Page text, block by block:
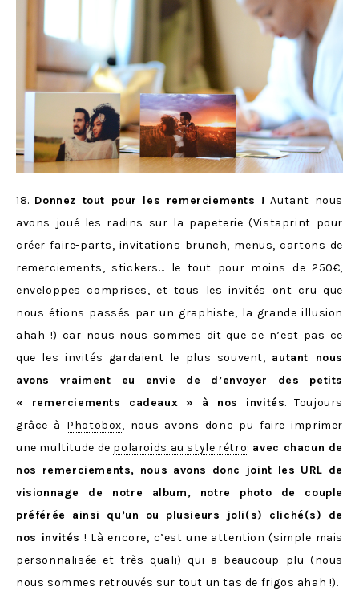
18. Donnez tout pour les remerciements ! Autant nous
avons joué les radins sur la papeterie (Vistaprint pour
créer faire-parts, invitations brunch, menus, cartons de
remerciements, stickers… le tout pour moins de 250€,
enveloppes comprises, et tous les invités ont cru que
nous étions passés par un graphiste, la grande illusion
ahah !) car nous nous sommes dit que ce n’est pas ce
que les invités gardaient le plus souvent, autant nous
avons vraiment eu envie de d’envoyer des petits
« remerciements cadeaux » à nos invités. Toujours
grâce à Photobox, nous avons donc pu faire imprimer
une multitude de polaroids au style rétro: avec chacun de
nos remerciements, nous avons donc joint les URL de
visionnage de notre album, notre photo de couple
préférée ainsi qu’un ou plusieurs joli(s) cliché(s) de
nos invités ! Là encore, c’est une attention (simple mais
personnalisée et très quali) qui a beaucoup plu (nous
nous sommes retrouvés sur tout un tas de frigos ahah !).